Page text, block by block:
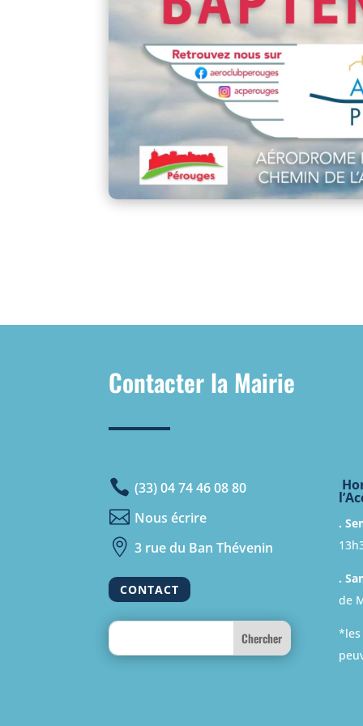
Contacter la Mairie
 (33) 04 74 46 08 80
 Nous écrire
 3 rue du Ban Thévenin
CONTACT
Search
.
.
de
*les